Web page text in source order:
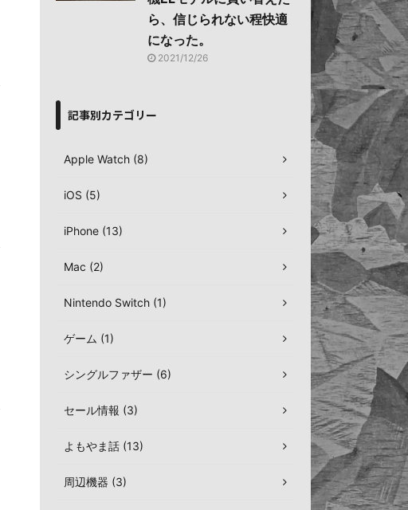
ら、信じられない程快適
になった。
2021/12/26
記事別カテゴリー
Apple Watch (8)
iOS (5)
iPhone (13)
Mac (2)
Nintendo Switch (1)
ゲーム (1)
シングルファザー (6)
セール情報 (3)
よもやま話 (13)
周辺機器 (3)